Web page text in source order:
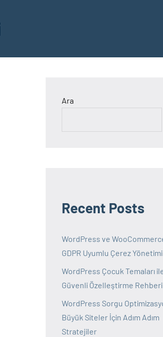
Ara
Recent Posts
WordPress ve
GDPR Uyumlu Çerez Yönetimi
WordPress Çocuk Temaları
Güvenli Özelleştirme Rehberi
WordPress Sorgu
Büyük Siteler İçin Adım Adım
Stratejiler